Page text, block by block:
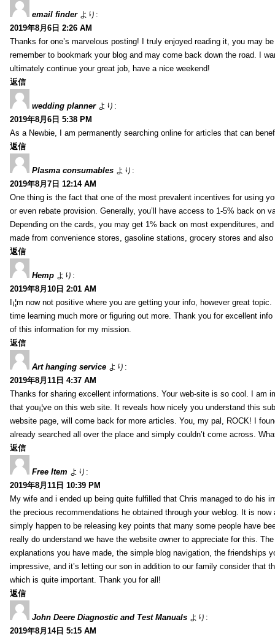
email finder より:
2019年8月6日 2:26 AM
Thanks for one’s marvelous posting! I truly enjoyed reading it, you may
remember to bookmark your blog and may come back down the road. I
ultimately continue your great job, have a nice weekend!
返信
wedding planner より:
2019年8月6日 5:38 PM
As a Newbie, I am permanently searching online for articles that can
返信
Plasma consumables より:
2019年8月7日 12:14 AM
One thing is the fact that one of the most prevalent incentives for using
or even rebate provision. Generally, you’ll have access to 1-5% back on
Depending on the cards, you may get 1% back on most expenditures,
made from convenience stores, gasoline stations, grocery stores and also
返信
Hemp より:
2019年8月10日 2:01 AM
I¡¦m now not positive where you are getting your info, however great
time learning much more or figuring out more. Thank you for excellent
of this information for my mission.
返信
Art hanging service より:
2019年8月11日 4:37 AM
Thanks for sharing excellent informations. Your web-site is so cool. I am
that you¡¦ve on this web site. It reveals how nicely you understand this
website page, will come back for more articles. You, my pal, ROCK! I
already searched all over the place and simply couldn’t come across.
返信
Free Item より:
2019年8月11日 10:39 PM
My wife and i ended up being quite fulfilled that Chris managed to do his
the precious recommendations he obtained through your weblog. It is now
simply happen to be releasing key points that many some people have
really do understand we have the website owner to appreciate for this.
explanations you have made, the simple blog navigation, the friendships
impressive, and it’s letting our son in addition to our family consider that
which is quite important. Thank you for all!
返信
John Deere Diagnostic and Test Manuals より:
2019年8月14日 5:15 AM